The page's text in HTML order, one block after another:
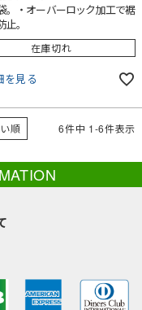
。・オーバーロック加工で裾
。
在庫切れ
を見る
順 6件中 1-6件表示